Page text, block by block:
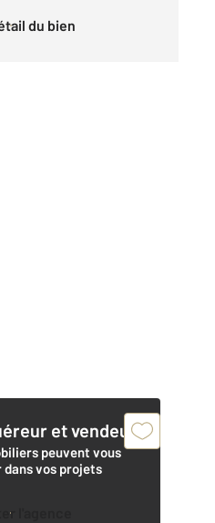
du bien
et vendeur,
peuvent vous
dans vos projets
l'agence